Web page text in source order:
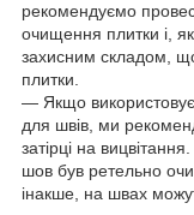
рекомендуємо
очищення плитки і,
захисним складом,
плитки.
— Якщо
для швів, ми
затірці на
шов був ретельно
інакше, на швах